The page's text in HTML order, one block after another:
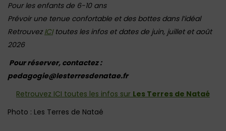
Pour les enfants de 6-10 ans
Prévoir une tenue confortable et des bottes dans l’idéal
RetrouvezICItoutes les infos et dates de juin, juillet et août
2026
Pour réserver, contactez :
pedagogie@lesterresdenatae.fr
Retrouvez ICI toutes les infos sur Les Terres de Nataé
Photo : Les Terres de Nataé